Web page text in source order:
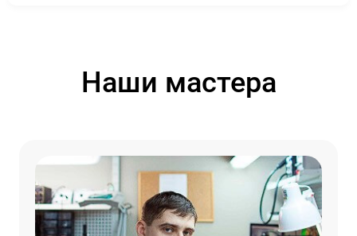
Наши мастера